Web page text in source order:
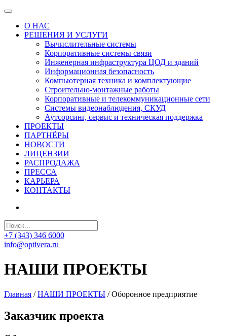
О НАС
РЕШЕНИЯ И УСЛУГИ
Вычислительные системы
Корпоративные системы связи
Инженерная инфраструктура ЦОД и зданий
Информационная безопасность
Компьютерная техника и комплектующие
Строительно-монтажные работы
Корпоративные и телекоммуникационные сети
Системы видеонаблюдения, СКУД
Аутсорсинг, сервис и техническая поддержка
ПРОЕКТЫ
ПАРТНЁРЫ
НОВОСТИ
ЛИЦЕНЗИИ
РАСПРОДАЖА
ПРЕССА
КАРЬЕРА
КОНТАКТЫ
+7 (343) 346 6000
info@optivera.ru
НАШИ ПРОЕКТЫ
Главная / НАШИ ПРОЕКТЫ / Оборонное предприятие
Заказчик проекта